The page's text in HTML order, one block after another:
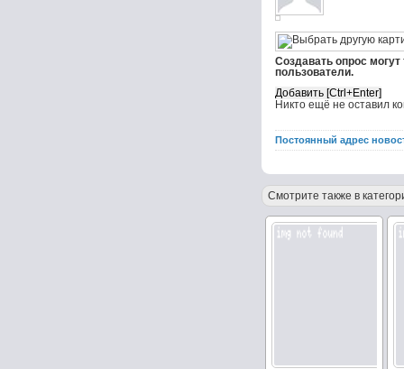
Создавать опрос
пользователи.
Никто ещё не оставил
Постоянный адрес
Смотрите также в